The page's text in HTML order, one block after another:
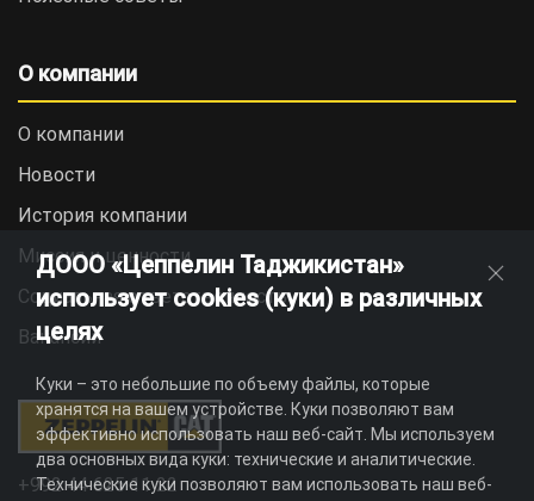
О компании
О компании
Новости
История компании
Миссия и ценности
Социальная ответственность
Вакансии
+992 44 625 11 22
ДООО «Цеппелин Таджикистан»
использует cookies (куки) в различных
целях
Куки – это небольшие по объему файлы, которые
хранятся на вашем устройстве. Куки позволяют вам
эффективно использовать наш веб-сайт. Мы используем
два основных вида куки: технические и аналитические.
Технические куки позволяют вам использовать наш веб-